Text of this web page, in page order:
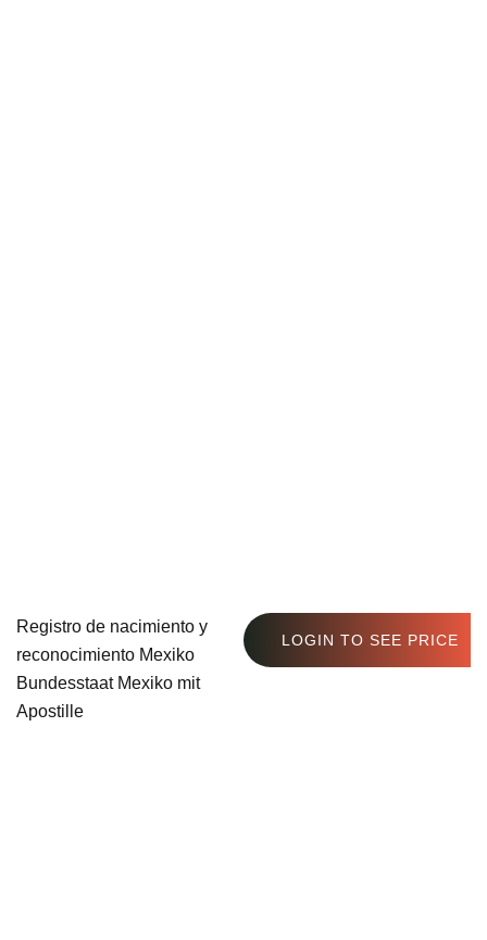
Registro de nacimiento y
reconocimiento Mexiko
Bundesstaat Mexiko mit
Apostille
LOGIN TO SEE PRICE